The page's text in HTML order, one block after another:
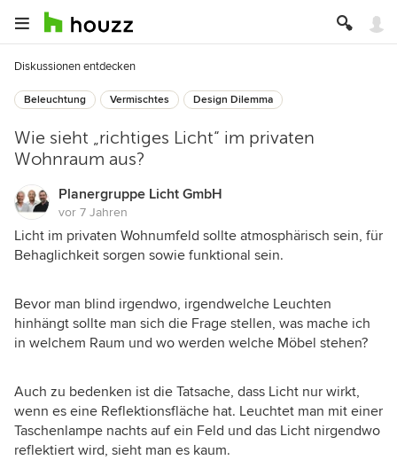
Diskussionen entdecken
Beleuchtung Vermischtes Design Dilemma
Wie sieht „richtiges Licht“ im privaten
Wohnraum aus?
Planergruppe Licht GmbH
vor 7 Jahren
Licht im privaten Wohnumfeld sollte atmosphärisch sein, für
Behaglichkeit sorgen sowie funktional sein.
Bevor man blind irgendwo, irgendwelche Leuchten
hinhängt sollte man sich die Frage stellen, was mache ich
in welchem Raum und wo werden welche Möbel stehen?
Auch zu bedenken ist die Tatsache, dass Licht nur wirkt,
wenn es eine Reflektionsfläche hat. Leuchtet man mit einer
Taschenlampe nachts auf ein Feld und das Licht nirgendwo
reflektiert wird, sieht man es kaum.